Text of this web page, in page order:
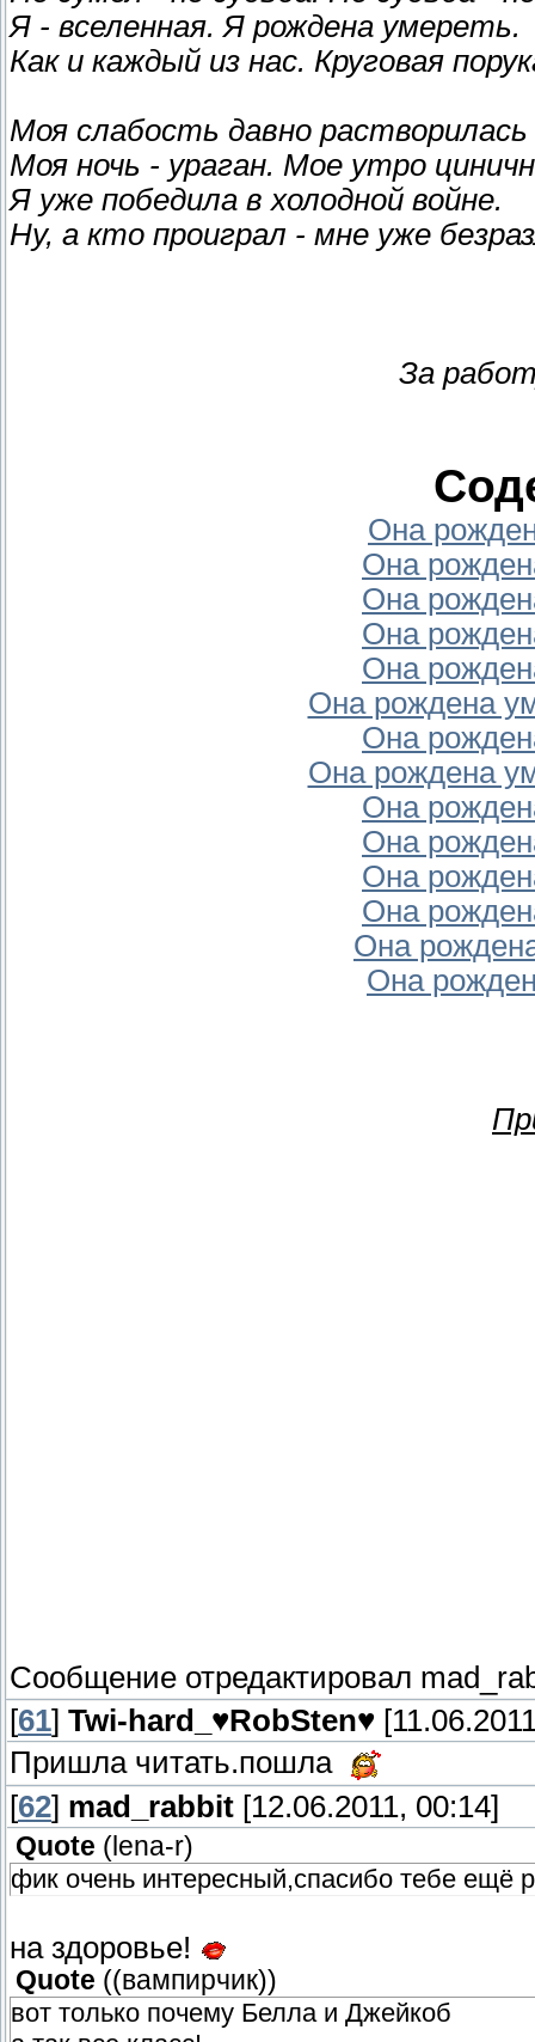
Я - вселенная. Я рождена умереть.
Как и каждый из нас. Круговая
Моя слабость давно растворилась
Моя ночь - ураган. Мое утро
Я уже победила в холодной войне.
Ну, а кто проиграл - мне уже
За
Она
Она
Она
Она
Она
Она рождена
Она
Она рождена
Она
Она
Она
Она
Она
Она
Сообщение отредактировал
[61] Twi-hard_♥RobSten♥
Пришла читать.пошла
[62] mad_rabbit [12.06.2011, 00:14]
Quote ( lena-r)
фик очень интересный,спасибо тебе ещё
на здоровье!
Quote ((вампирчик))
вот только почему Белла и Джейкоб